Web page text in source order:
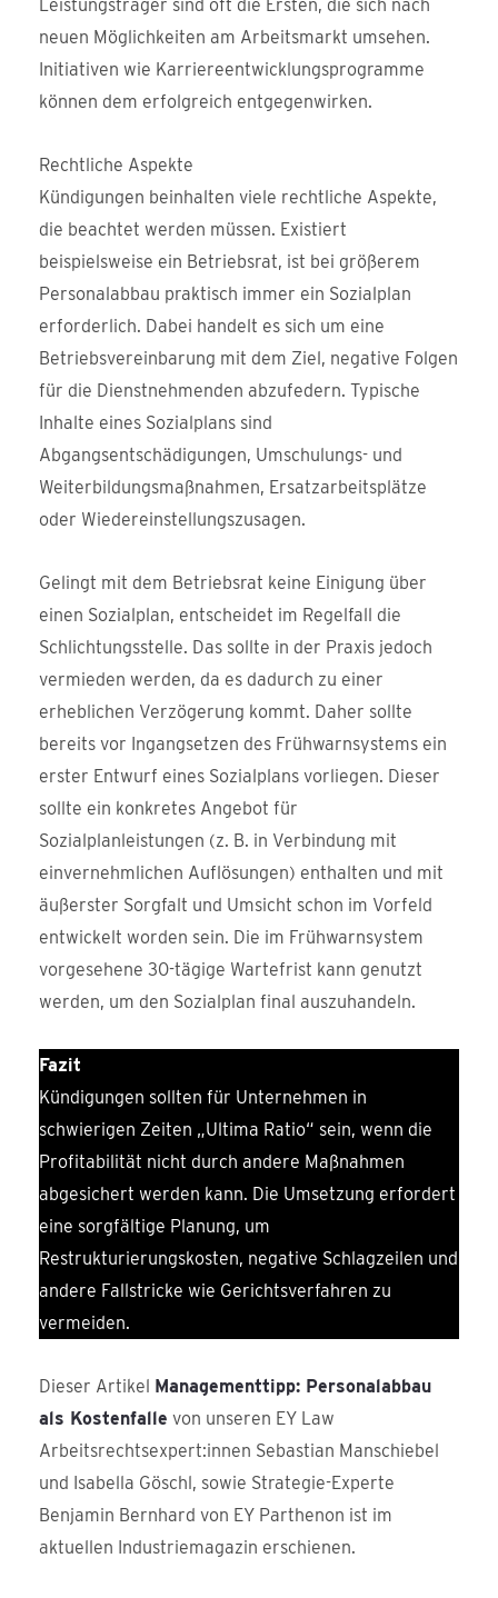
Leistungsträger sind oft die Ersten, die sich nach
neuen Möglichkeiten am Arbeitsmarkt umsehen.
Initiativen wie Karriereentwicklungsprogramme
können dem erfolgreich entgegenwirken.
Rechtliche Aspekte
Kündigungen beinhalten viele rechtliche Aspekte,
die beachtet werden müssen. Existiert
beispielsweise ein Betriebsrat, ist bei größerem
Personalabbau praktisch immer ein Sozialplan
erforderlich. Dabei handelt es sich um eine
Betriebsvereinbarung mit dem Ziel, negative Folgen
für die Dienstnehmenden abzufedern. Typische
Inhalte eines Sozialplans sind
Abgangsentschädigungen, Umschulungs- und
Weiterbildungsmaßnahmen, Ersatzarbeitsplätze
oder Wiedereinstellungszusagen.
Gelingt mit dem Betriebsrat keine Einigung über
einen Sozialplan, entscheidet im Regelfall die
Schlichtungsstelle. Das sollte in der Praxis jedoch
vermieden werden, da es dadurch zu einer
erheblichen Verzögerung kommt. Daher sollte
bereits vor Ingangsetzen des Frühwarnsystems ein
erster Entwurf eines Sozialplans vorliegen. Dieser
sollte ein konkretes Angebot für
Sozialplanleistungen (z. B. in Verbindung mit
einvernehmlichen Auflösungen) enthalten und mit
äußerster Sorgfalt und Umsicht schon im Vorfeld
entwickelt worden sein. Die im Frühwarnsystem
vorgesehene 30-tägige Wartefrist kann genutzt
werden, um den Sozialplan final auszuhandeln.
Fazit
Kündigungen sollten für Unternehmen in
schwierigen Zeiten „Ultima Ratio“ sein, wenn die
Profitabilität nicht durch andere Maßnahmen
abgesichert werden kann. Die Umsetzung erfordert
eine sorgfältige Planung, um
Restrukturierungskosten, negative Schlagzeilen und
andere Fallstricke wie Gerichtsverfahren zu
vermeiden.
Dieser Artikel Managementtipp: Personalabbau
als Kostenfalle von unseren EY Law
Arbeitsrechtsexpert:innen Sebastian Manschiebel
und Isabella Göschl, sowie Strategie-Experte
Benjamin Bernhard von EY Parthenon ist im
aktuellen Industriemagazin erschienen.